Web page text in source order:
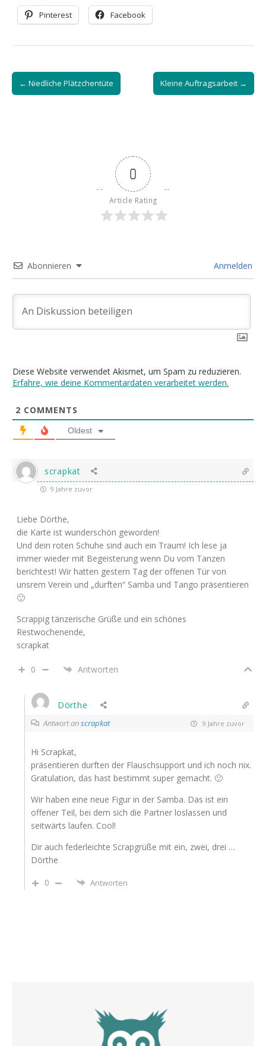
Pinterest Facebook
Post
navigation
← Niedliche Plätzchentüte Kleine Auftragsarbeit →
0
Article Rating
Abonnieren Anmelden
Diese Website verwendet Akismet, um Spam zu reduzieren.
Erfahre, wie deine Kommentardaten verarbeitet werden.
2 COMMENTS
Oldest
scrapkat
9 Jahre zuvor
Liebe Dörthe,
die Karte ist wunderschön geworden!
Und dein roten Schuhe sind auch ein Traum! Ich lese ja
immer wieder mit Begeisterung wenn Du vom Tanzen
berichtest! Wir hatten gestern Tag der offenen Tür von
unsrem Verein und „durften“ Samba und Tango präsentieren
🙂
Scrappig tänzerische Grüße und ein schönes
Restwochenende,
scrapkat
0 Antworten
Dörthe
Antwort anscrapkat 9 Jahre zuvor
Hi Scrapkat,
präsentieren durften der Flauschsupport und ich noch nix.
Gratulation, das hast bestimmt super gemacht. 🙂
Wir haben eine neue Figur in der Samba. Das ist ein
offener Teil, bei dem sich die Partner loslassen und
seitwärts laufen. Cool!
Dir auch federleichte Scrapgrüße mit ein, zwei, drei …
Dörthe
0
Antworten